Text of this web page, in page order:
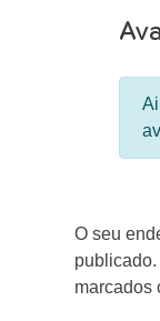
O seu
publicado.
marcados